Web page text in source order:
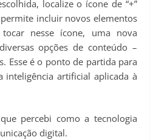
localize o ícone de “+”
incluir novos elementos
nesse ícone, uma nova
opções de conteúdo –
Esse é o ponto de partida para
inteligência artificial aplicada à
percebi como a tecnologia
digital.